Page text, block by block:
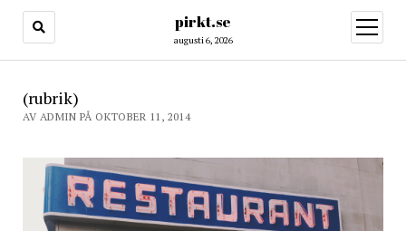
pirkt.se
augusti 6, 2026
öppna
meny
(rubrik)
AV ADMIN PÅ OKTOBER 11, 2014